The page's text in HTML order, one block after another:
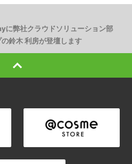
に弊社クラウドソリューション部
鈴木 利房が登壇します